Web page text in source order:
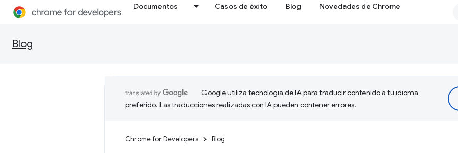
Documentos Casos de éxito Blog Novedades de Chrome
Blog
Google utiliza tecnología de IA para traducir contenido a tu idioma
preferido. Las traducciones realizadas con IA pueden contener errores.
Chrome for Developers Blog